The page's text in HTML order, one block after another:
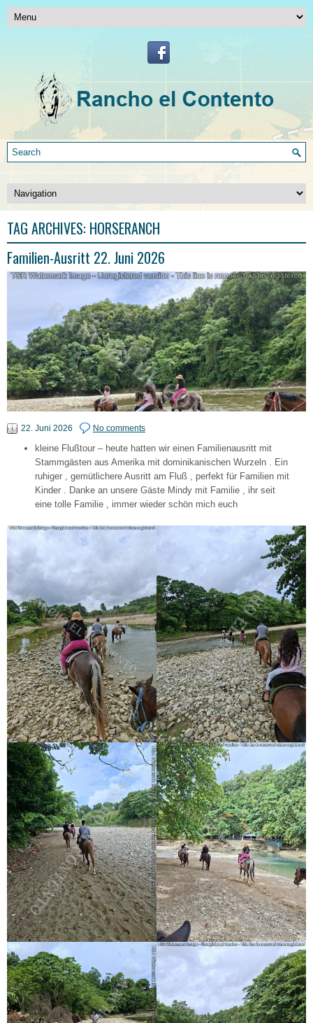
TAG ARCHIVES: HORSERANCH
Familien-Ausritt 22. Juni 2026
22. Juni 2026 No comments
kleine Flußtour – heute hatten wir einen Familienausritt mit
Stammgästen aus Amerika mit dominikanischen Wurzeln . Ein
ruhiger , gemütlichere Ausritt am Fluß , perfekt für Familien mit
Kinder . Danke an unsere Gäste Mindy mit Familie , ihr seit
eine tolle Familie , immer wieder schön mich euch